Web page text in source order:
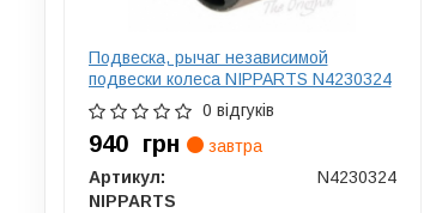
Подвеска, рычаг независимой
подвески колеса NIPPARTS N4230324
0 відгуків
940 грн
завтра
Артикул:
N4230324
NIPPARTS